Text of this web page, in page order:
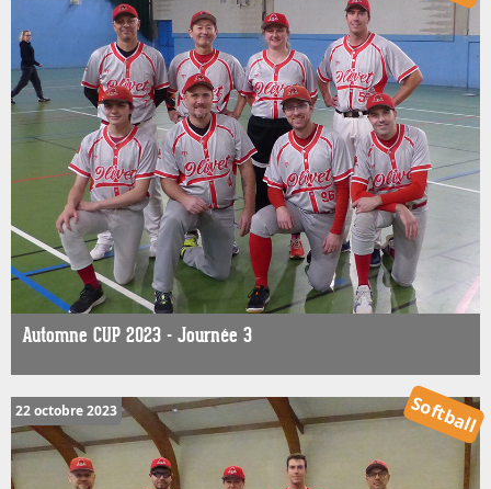
Automne CUP 2023 - Journée 3
Softball
22 octobre 2023